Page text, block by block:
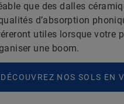
que des dalles
d’absorption
utiles lorsque votre
une boom.
DÉCOUVREZ NOS SOLS EN